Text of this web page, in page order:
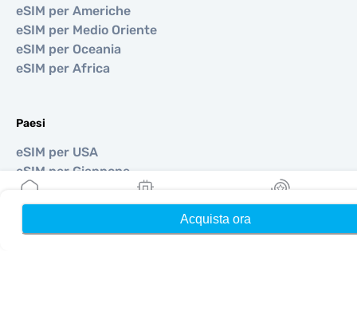
Acquista ora
eSIM per Americhe
eSIM per Medio Oriente
eSIM per Oceania
eSIM per Africa
Paesi
eSIM per USA
eSIM per Giappone
eSIM per Canada
eSIM per Spagna
eSIM per Italia
Le mie eSIM Ricompense